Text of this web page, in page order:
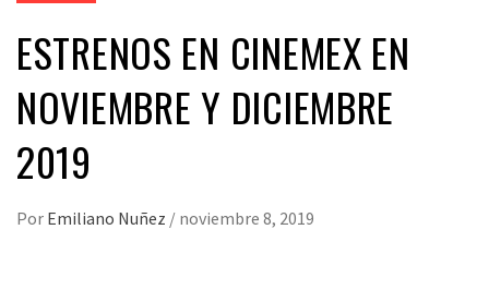
ESTRENOS EN CINEMEX EN
NOVIEMBRE Y DICIEMBRE
2019
Por Emiliano Nuñez / noviembre 8, 2019